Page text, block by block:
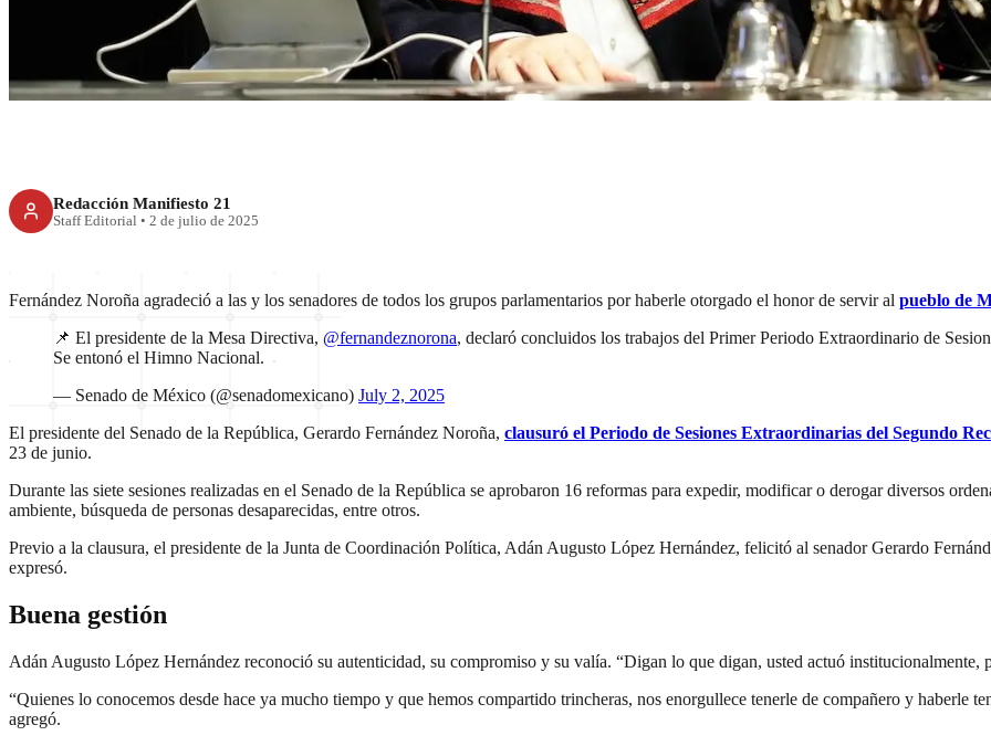
Senado despide a Fernández Noroña
Redacción Manifiesto 21
Staff Editorial • 2 de julio de 2025
Fernández Noroña agradeció a las y los senadores de todos los grupos parlamentarios por haberle otorgado el honor de servir al pueblo de
📌 El presidente de la Mesa Directiva, @fernandeznorona, declaró concluidos los trabajos del Primer Periodo Extraordinario de
Se entonó el Himno Nacional.
— Senado de México (@senadomexicano) July 2, 2025
El presidente del Senado de la República, Gerardo Fernández Noroña, clausuró el Periodo de Sesiones Extraordinarias del Segundo
23 de junio.
Durante las siete sesiones realizadas en el Senado de la República se aprobaron 16 reformas para expedir, modificar o derogar diversos
ambiente, búsqueda de personas desaparecidas, entre otros.
Previo a la clausura, el presidente de la Junta de Coordinación Política, Adán Augusto López Hernández, felicitó al senador Gerardo
expresó.
Buena gestión
Adán Augusto López Hernández reconoció su autenticidad, su compromiso y su valía. “Digan lo que digan, usted actuó institucionalmente,
“Quienes lo conocemos desde hace ya mucho tiempo y que hemos compartido trincheras, nos enorgullece tenerle de compañero y haberle
agregó.